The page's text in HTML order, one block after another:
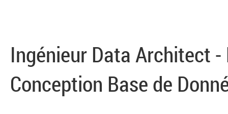
Ingénieur Data Architect
Conception Base de